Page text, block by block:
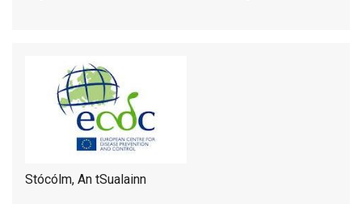
Stócólm, An tSualainn